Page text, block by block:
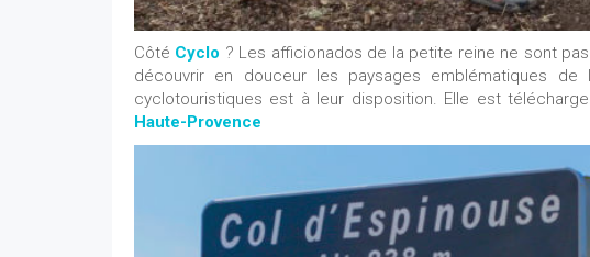
Côté Cyclo ? Les afficionados de la petite reine ne sont
découvrir en douceur les paysages emblématiques de
cyclotouristiques est à leur disposition. Elle est
Haute-Provence